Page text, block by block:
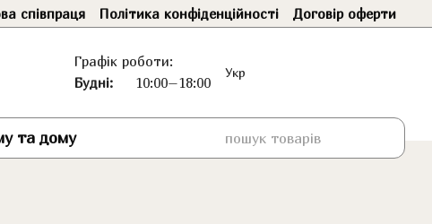
співпраця Політика конфіденційності Договір оферти
Графік роботи:
Будні:
10:00–18:00
Укр
та дому